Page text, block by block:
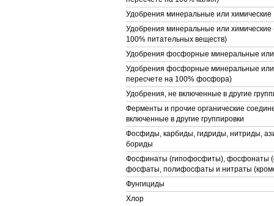
Удобрения минеральные или химические
Удобрения минеральные или химические
100% питательных веществ)
Удобрения фосфорные минеральные или
Удобрения фосфорные минеральные или
пересчете на 100% фосфора)
Удобрения, не включенные в другие
Ферменты и прочие органические
включенные в другие группировки
Фосфиды, карбиды, гидриды, нитриды,
бориды
Фосфинаты (гипофосфиты), фосфонаты
фосфаты, полифосфаты и нитраты
Фунгициды
Хлор